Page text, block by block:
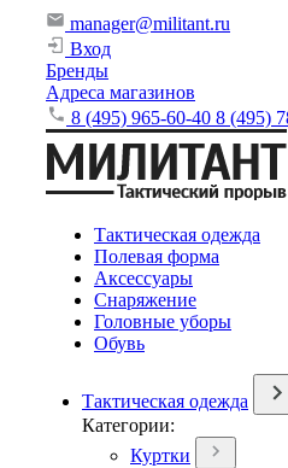
manager@militant.ru
Вход
Бренды
Адреса магазинов
8 (495) 965-60-40 8 (495)
Тактическая одежда
Полевая форма
Аксессуары
Снаряжение
Головные уборы
Обувь
Тактическая одежда
Категории:
Куртки